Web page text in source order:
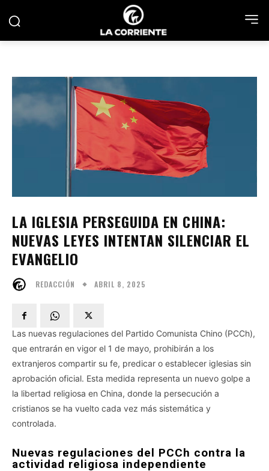
LA IGLESIA PERSEGUIDA EN CHINA:
NUEVAS LEYES INTENTAN SILENCIAR EL
EVANGELIO
REDACCIÓN ABRIL 8, 2025
Las nuevas regulaciones del Partido Comunista Chino (PCCh),
que entrarán en vigor el 1 de mayo, prohibirán a los
extranjeros compartir su fe, predicar o establecer iglesias sin
aprobación oficial. Esta medida representa un nuevo golpe a
la libertad religiosa en China, donde la persecución a
cristianos se ha vuelto cada vez más sistemática y
controlada.
Nuevas regulaciones del PCCh contra la
actividad religiosa independiente